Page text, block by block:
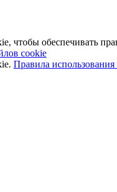
чтобы обеспечивать
cookie
Правила